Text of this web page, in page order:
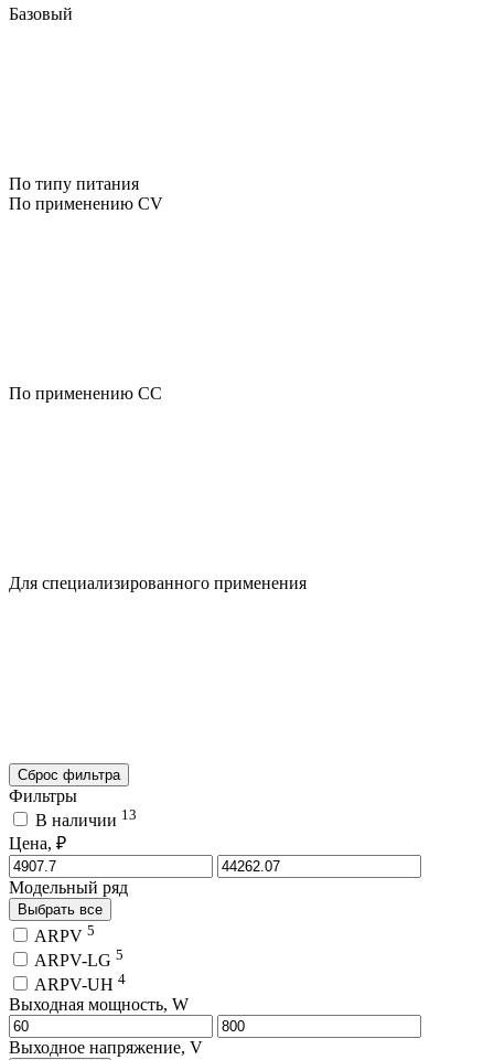
Базовый
По типу питания
По применению CV
По применению CC
Для специализированного применения
Сброс фильтра
Фильтры
В наличии 13
Цена, ₽
Модельный ряд
Выбрать все
ARPV 5
ARPV-LG 5
ARPV-UH 4
Выходная мощность, W
Выходное напряжение, V